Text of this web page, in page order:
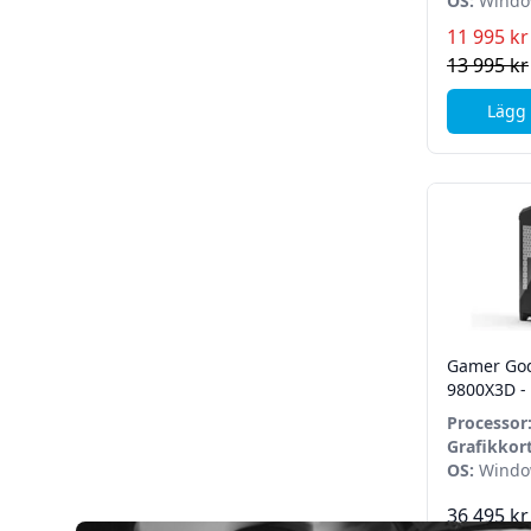
11 995 kr
13 995 kr
Gamer
9800X3D -
32GB
11 Home
Processor:
9800X3D
5080 OC
OS:
36 495 kr